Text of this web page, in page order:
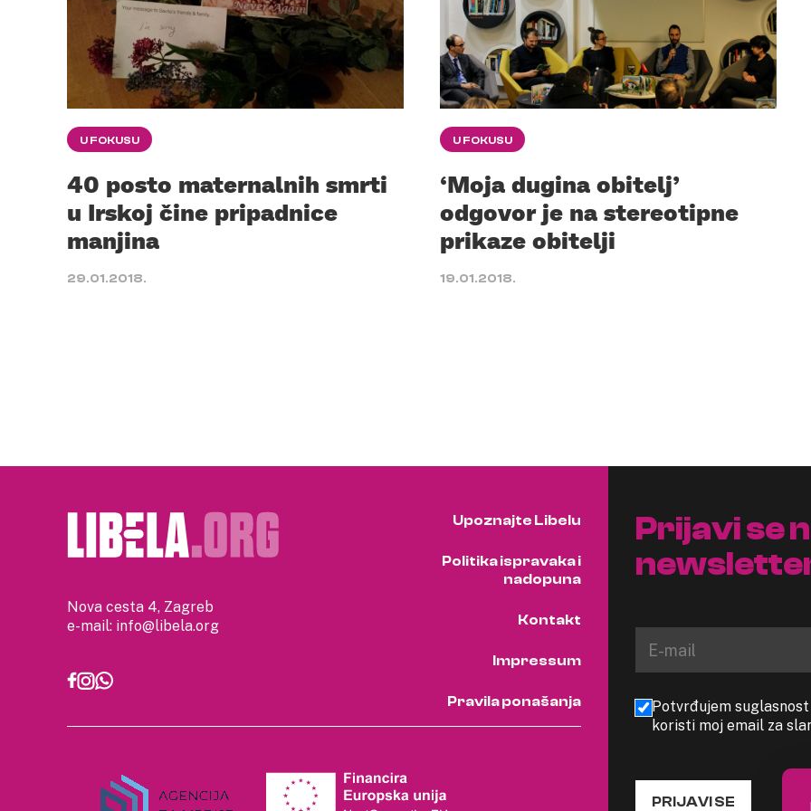
U FOKUSU
40 posto maternalnih smrti
u Irskoj čine pripadnice
manjina
29.01.2018.
U FOKUSU
‘Moja dugina obitelj’
odgovor je na stereotipne
prikaze obitelji
19.01.2018.
Nova cesta 4, Zagreb
e-mail: info@libela.org
Upoznajte Libelu
Politika ispravaka i
nadopuna
Kontakt
Impressum
Pravila ponašanja
Prijavi se
Potvrđujem
koristi moj email za
PRIJAVI SE